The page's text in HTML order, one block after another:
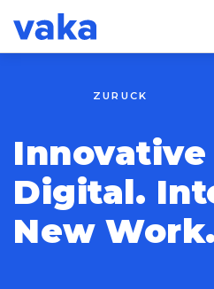
ZURÜCK
Innovative
Digital.
New Work.